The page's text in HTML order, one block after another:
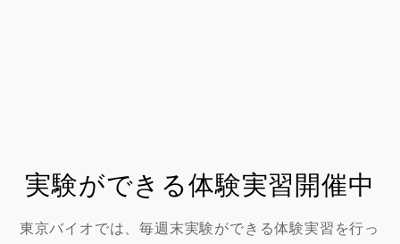
実験ができる体験実習開催中
東京バイオでは、毎週末実験ができる体験実習を行っ